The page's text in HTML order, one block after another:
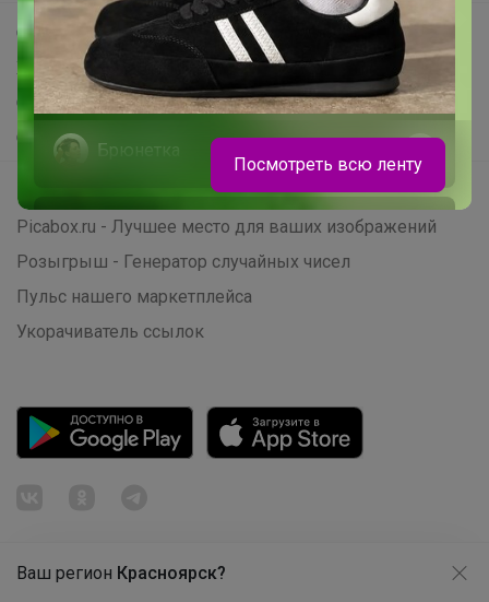
Ваш регион Красноярск?
Самое выгодное
Хиты продаж
Самое желанное
Самое быстрое
Начать зарабатывать с 24-ok
Picabox.ru - Лучшее место для ваших изображений
Розыгрыш - Генератор случайных чисел
Пульс нашего маркетплейса
Укорачиватель ссылок
Брюнетка
CROSBY полуботинки для занятий
Посмотреть всю ленту
Продолжая использовать этот сайт и нажимая кнопку